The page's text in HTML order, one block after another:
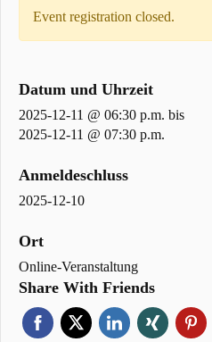
Event registration closed.
Datum und Uhrzeit
2025-12-11 @ 06:30 p.m. bis
2025-12-11 @ 07:30 p.m.
Anmeldeschluss
2025-12-10
Ort
Online-Veranstaltung
Share With Friends